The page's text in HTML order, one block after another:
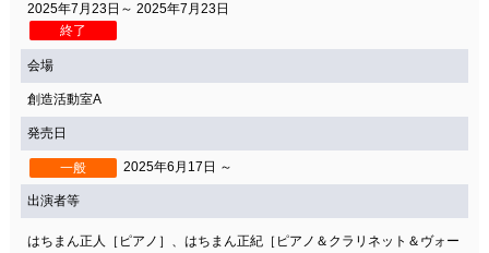
2025年7月23日～ 2025年7月23日
終了
会場
創造活動室A
発売日
一般 2025年6月17日 ～
出演者等
はちまん正人［ピアノ］、はちまん正紀［ピアノ＆クラリネット＆ヴォー